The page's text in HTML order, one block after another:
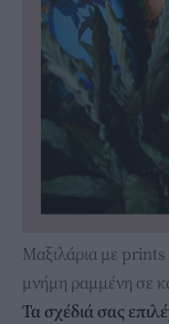
Μαξιλάρια με prints
μνήμη ραμμένη σε
Τα σχέδιά σας